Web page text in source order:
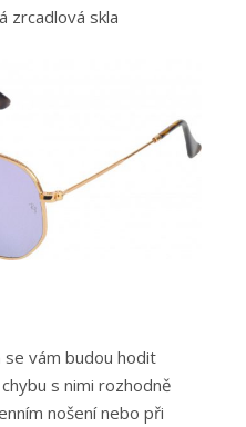
zrcadlová skla
vám budou hodit
s nimi rozhodně
nošení nebo při